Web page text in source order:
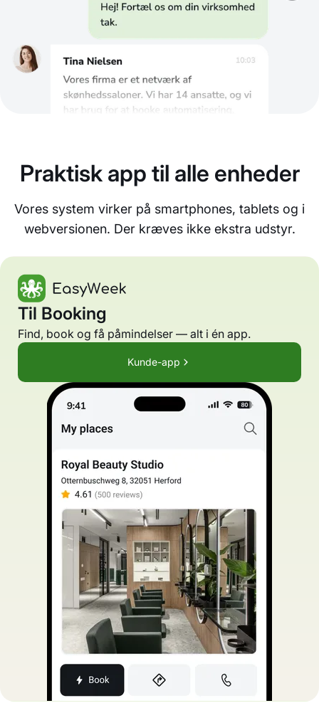
Praktisk app til alle enheder
Vores system virker på smartphones, tablets og i
webversionen. Der kræves ikke ekstra udstyr.
Til Booking
Find, book og få påmindelser — alt i én app.
Kunde-app